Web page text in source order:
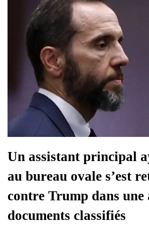
Un assistant principal
au bureau ovale s’est
contre Trump dans une
documents classifiés